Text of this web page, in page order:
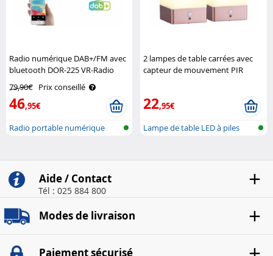
Radio numérique DAB+/FM avec
bluetooth DOR-225 VR-Radio
79,90€ Prix conseillé
46,95€
Radio portable numérique
2 lampes de table carrées avec
capteur de mouvement PIR
22,95€
Lampe de table LED à piles
Aide / Contact
Tél : 025 884 800
Modes de livraison
Paiement sécurisé